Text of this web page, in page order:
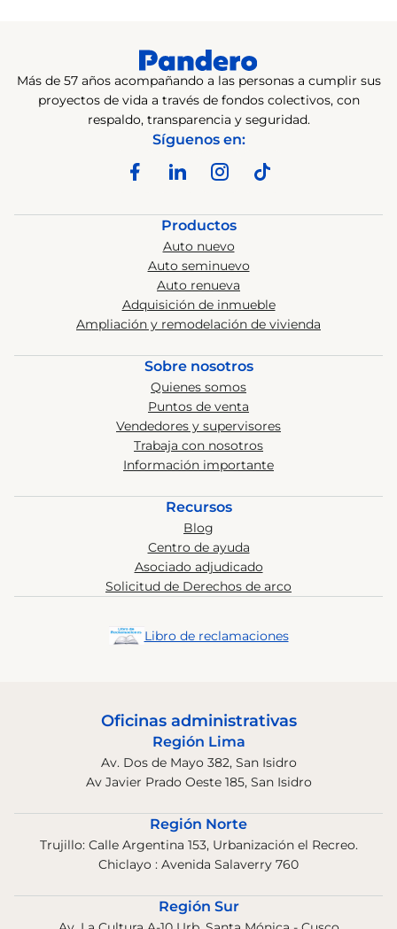
Más de 57 años acompañando a las personas a cumplir sus
proyectos de vida a través de fondos colectivos, con
respaldo, transparencia y seguridad.
Síguenos en:
Productos
Auto nuevo
Auto seminuevo
Auto renueva
Adquisición de inmueble
Ampliación y remodelación de vivienda
Sobre nosotros
Quienes somos
Puntos de venta
Vendedores y supervisores
Trabaja con nosotros
Información importante
Recursos
Blog
Centro de ayuda
Asociado adjudicado
Solicitud de Derechos de arco
Libro de reclamaciones
Oficinas administrativas
Región Lima
Av. Dos de Mayo 382, San Isidro
Av Javier Prado Oeste 185, San Isidro
Región Norte
Trujillo: Calle Argentina 153, Urbanización el Recreo.
Chiclayo : Avenida Salaverry 760
Región Sur